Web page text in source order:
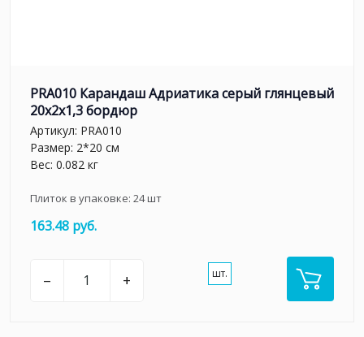
PRA010 Карандаш Адриатика серый глянцевый
20x2x1,3 бордюр
Артикул: PRA010
Размер: 2*20 см
Вес: 0.082 кг
Плиток в упаковке: 24шт
163.48 руб.
– + шт.